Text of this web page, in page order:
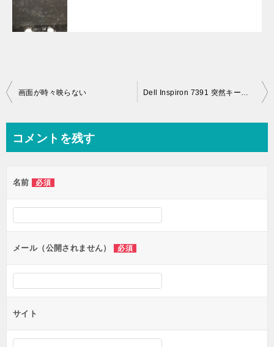
投
ビ
ー
シ
ン
画面が時々映らない Dell Inspiron 7391 突然キーボードが効かなくなった
コメントを残す
名前 必須
メール（公開されません） 必須
サイト